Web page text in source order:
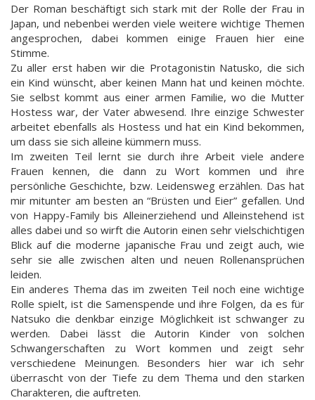
Der Roman beschäftigt sich stark mit der Rolle der Frau in
Japan, und nebenbei werden viele weitere wichtige Themen
angesprochen, dabei kommen einige Frauen hier eine
Stimme.
Zu aller erst haben wir die Protagonistin Natusko, die sich
ein Kind wünscht, aber keinen Mann hat und keinen möchte.
Sie selbst kommt aus einer armen Familie, wo die Mutter
Hostess war, der Vater abwesend. Ihre einzige Schwester
arbeitet ebenfalls als Hostess und hat ein Kind bekommen,
um dass sie sich alleine kümmern muss.
Im zweiten Teil lernt sie durch ihre Arbeit viele andere
Frauen kennen, die dann zu Wort kommen und ihre
persönliche Geschichte, bzw. Leidensweg erzählen. Das hat
mir mitunter am besten an “Brüsten und Eier” gefallen. Und
von Happy-Family bis Alleinerziehend und Alleinstehend ist
alles dabei und so wirft die Autorin einen sehr vielschichtigen
Blick auf die moderne japanische Frau und zeigt auch, wie
sehr sie alle zwischen alten und neuen Rollenansprüchen
leiden.
Ein anderes Thema das im zweiten Teil noch eine wichtige
Rolle spielt, ist die Samenspende und ihre Folgen, da es für
Natsuko die denkbar einzige Möglichkeit ist schwanger zu
werden. Dabei lässt die Autorin Kinder von solchen
Schwangerschaften zu Wort kommen und zeigt sehr
verschiedene Meinungen. Besonders hier war ich sehr
überrascht von der Tiefe zu dem Thema und den starken
Charakteren, die auftreten.